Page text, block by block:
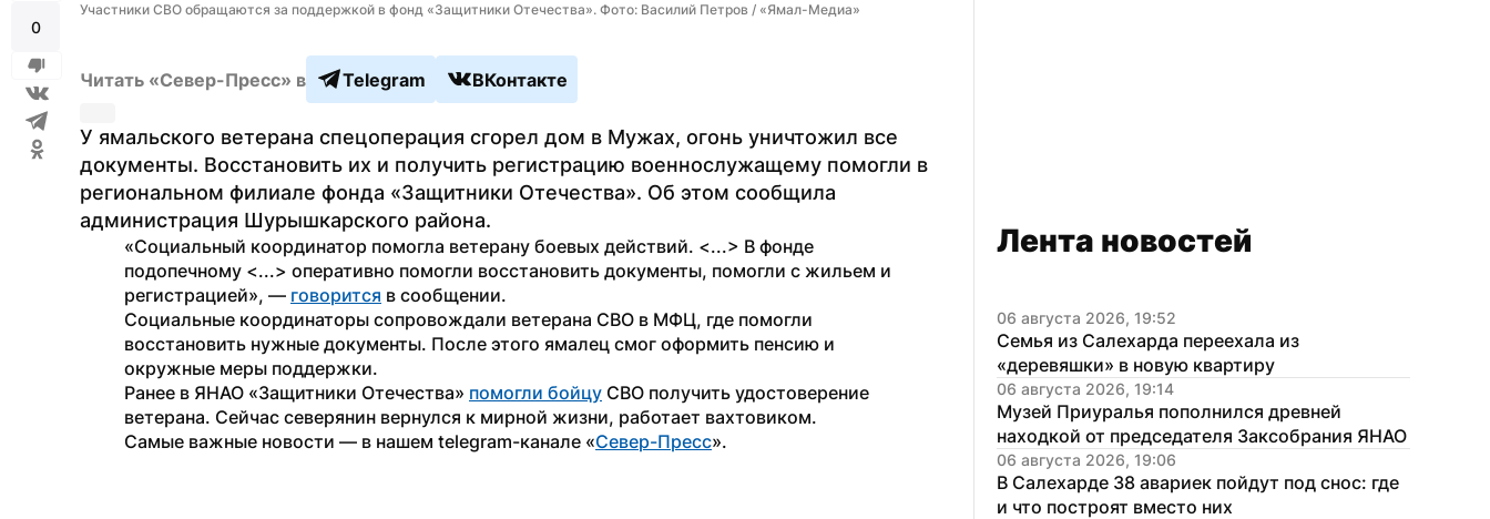
0
Участники СВО обращаются за поддержкой в фонд «Защитники Отечества». Фото: Василий Петров / «Ямал-Медиа»
Читать «Север-Пресс» в Telegram ВКонтакте
У ямальского ветерана спецоперация сгорел дом в Мужах, огонь уничтожил все
документы. Восстановить их и получить регистрацию военнослужащему помогли в
региональном филиале фонда «Защитники Отечества». Об этом сообщила
администрация Шурышкарского района.
«Социальный координатор помогла ветерану боевых действий. <...> В фонде
подопечному <...> оперативно помогли восстановить документы, помогли с жильем и
регистрацией», — говорится в сообщении.
Социальные координаторы сопровождали ветерана СВО в МФЦ, где помогли
восстановить нужные документы. После этого ямалец смог оформить пенсию и
окружные меры поддержки.
Ранее в ЯНАО «Защитники Отечества» помогли бойцу СВО получить удостоверение
ветерана. Сейчас северянин вернулся к мирной жизни, работает вахтовиком.
Самые важные новости — в нашем telegram-канале «Север-Пресс».
Лента новостей
06 августа 2026, 19:52
Семья из Салехарда переехала из
«деревяшки» в новую квартиру
06 августа 2026, 19:14
Музей Приуралья пополнился древней
находкой от председателя Заксобрания ЯНАО
06 августа 2026, 19:06
В Салехарде 38 авариек пойдут под снос: где
и что построят вместо них